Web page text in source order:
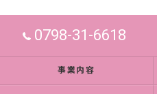
0798-31-6618
事業内容